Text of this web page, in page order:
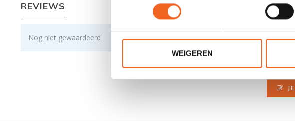
WEIGEREN
REVIEWS
Nog niet gewaardeerd
0